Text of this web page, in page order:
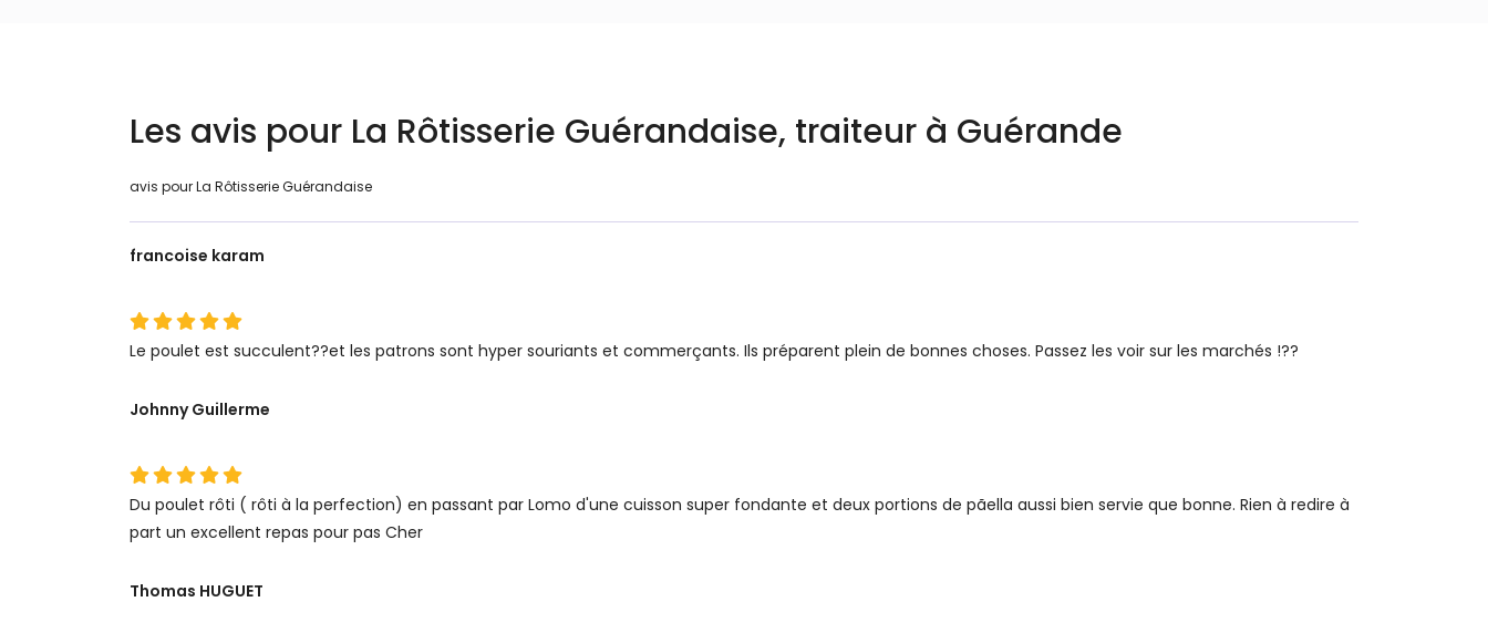
Les avis pour La Rôtisserie Guérandaise, traiteur à Guérande
avis pour La Rôtisserie Guérandaise
francoise karam
Le poulet est succulent??et les patrons sont hyper souriants et commerçants. Ils préparent plein de bonnes choses. Passez les voir sur les marchés !??
Johnny Guillerme
Du poulet rôti ( rôti à la perfection) en passant par Lomo d'une cuisson super fondante et deux portions de pãella aussi bien servie que bonne. Rien à redire à
part un excellent repas pour pas Cher
Thomas HUGUET